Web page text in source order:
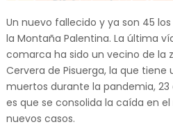
Un nuevo fallecido y ya son 45
la Montaña Palentina. La última
comarca ha sido un vecino de la
Cervera de Pisuerga, la que
muertos durante la pandemia,
es que se consolida la caída en
nuevos casos.